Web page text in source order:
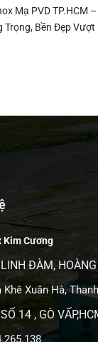
Mạ PVD TP.HCM
Trọng, Bền Đẹp Vượt
Kim Cương
ĐÀM,
Xuân Hà,
14 , GÒ